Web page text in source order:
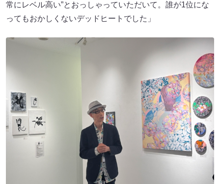
常にレベル高い”とおっしゃっていただいて。誰が1位にな
ってもおかしくないデッドヒートでした」